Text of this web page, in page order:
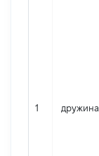
1 дружина